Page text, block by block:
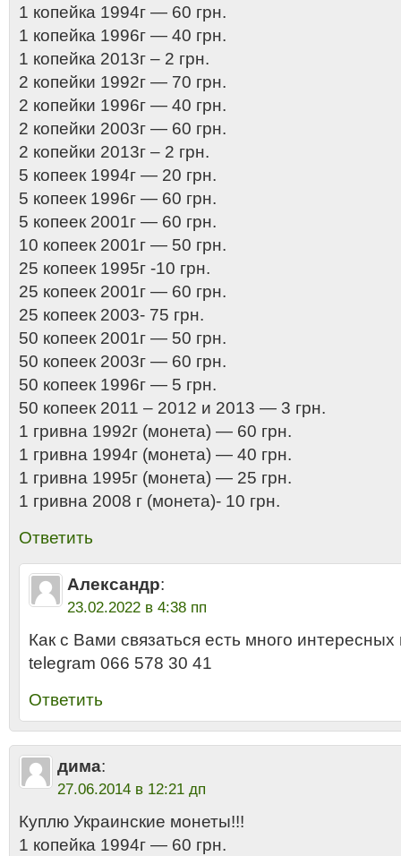
1 копейка 1994г — 60 грн.
1 копейка 1996г — 40 грн.
1 копейка 2013г – 2 грн.
2 копейки 1992г — 70 грн.
2 копейки 1996г — 40 грн.
2 копейки 2003г — 60 грн.
2 копейки 2013г – 2 грн.
5 копеек 1994г — 20 грн.
5 копеек 1996г — 60 грн.
5 копеек 2001г — 60 грн.
10 копеек 2001г — 50 грн.
25 копеек 1995г -10 грн.
25 копеек 2001г — 60 грн.
25 копеек 2003- 75 грн.
50 копеек 2001г — 50 грн.
50 копеек 2003г — 60 грн.
50 копеек 1996г — 5 грн.
50 копеек 2011 – 2012 и 2013 — 3 грн.
1 гривна 1992г (монета) — 60 грн.
1 гривна 1994г (монета) — 40 грн.
1 гривна 1995г (монета) — 25 грн.
1 гривна 2008 г (монета)- 10 грн.
Ответить
Александр:
23.02.2022 в 4:38 пп
Как с Вами связаться есть много
telegram 066 578 30 41
Ответить
дима:
27.06.2014 в 12:21 дп
Куплю Украинские монеты!!!
1 копейка 1994г — 60 грн.